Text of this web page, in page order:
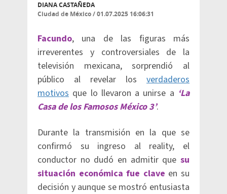
DIANA CASTAÑEDA
Ciudad de México/01.07.2025 16:06:31
Facundo, una de las figuras más
irreverentes y controversiales de la
televisión mexicana, sorprendió al
público al revelar los verdaderos
motivos que lo llevaron a unirse a ‘La
Casa de los Famosos México 3’.
Durante la transmisión en la que se
confirmó su ingreso al reality, el
conductor no dudó en admitir que su
situación económica fue clave en su
decisión y aunque se mostró entusiasta